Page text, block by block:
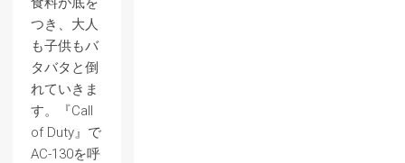
つき、大人
も子供もバ
タバタと倒
れていきま
す。『Call
of Duty』で
AC-130を呼